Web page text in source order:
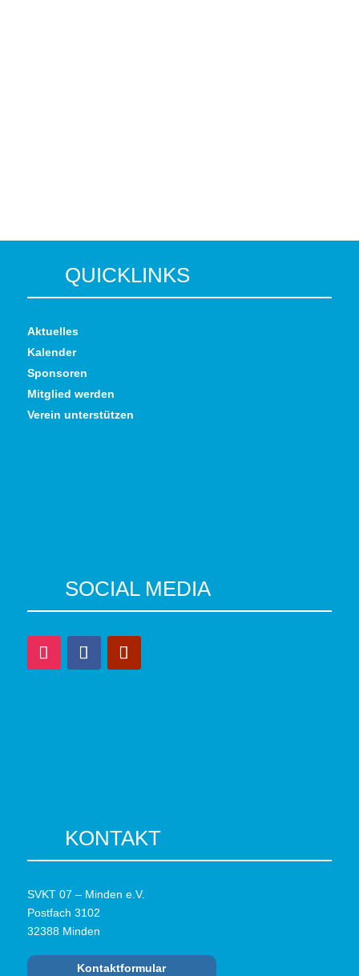
QUICKLINKS
Aktuelles
Kalender
Sponsoren
Mitglied werden
Verein unterstützen
SOCIAL MEDIA
KONTAKT
SVKT 07 – Minden e.V.
Postfach 3102
32388 Minden
Kontaktformular